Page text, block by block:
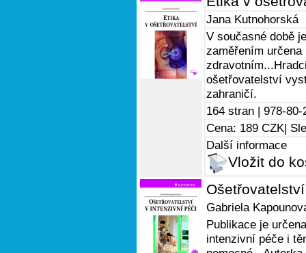
Jana Kutnohorská
V současné době
zaměřením
ošetřovatelství
zahraničí.
164 stran | 978-80-
Cena: 189 CZK|
Další informace
Vložit do
Gabriela
Publikace je
intenzivní péče i